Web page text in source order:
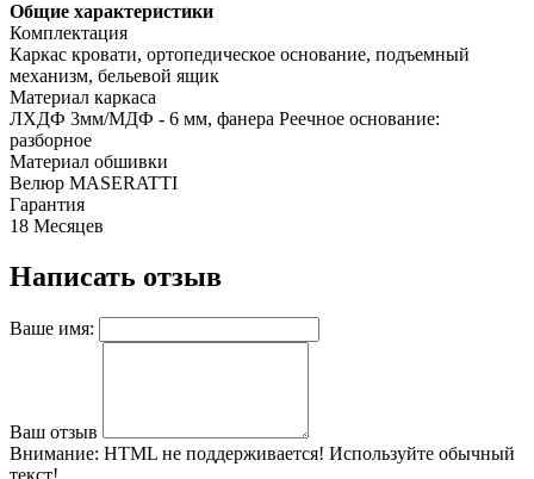
Общие характеристики
Комплектация
Каркас кровати, ортопедическое основание, подъемный
механизм, бельевой ящик
Материал каркаса
ЛХДФ 3мм/МДФ - 6 мм, фанера Реечное основание:
разборное
Материал обшивки
Велюр MASERATTI
Гарантия
18 Месяцев
Написать отзыв
Ваше имя:
Ваш отзыв
Внимание: HTML не поддерживается! Используйте обычный
текст!